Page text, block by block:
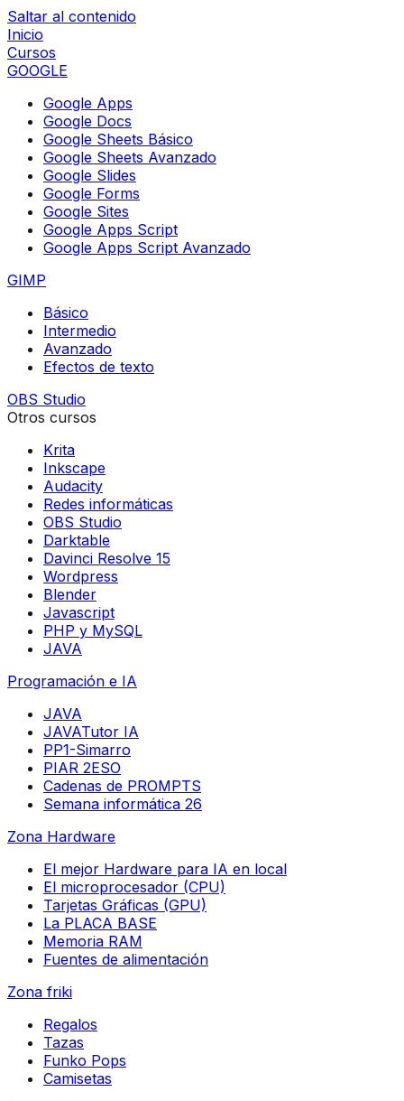
Saltar al contenido
Inicio
Cursos
GOOGLE
Google Apps
Google Docs
Google Sheets Básico
Google Sheets Avanzado
Google Slides
Google Forms
Google Sites
Google Apps Script
Google Apps Script Avanzado
GIMP
Básico
Intermedio
Avanzado
Efectos de texto
OBS Studio
Otros cursos
Krita
Inkscape
Audacity
Redes informáticas
OBS Studio
Darktable
Davinci Resolve 15
Wordpress
Blender
Javascript
PHP y MySQL
JAVA
Programación e IA
JAVA
JAVATutor IA
PP1-Simarro
PIAR 2ESO
Cadenas de PROMPTS
Semana informática 26
Zona Hardware
El mejor Hardware para IA en local
El microprocesador (CPU)
Tarjetas Gráficas (GPU)
La PLACA BASE
Memoria RAM
Fuentes de alimentación
Zona friki
Regalos
Tazas
Funko Pops
Camisetas